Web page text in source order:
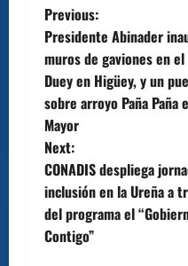
P
o
s
t
n
a
v
Previous:
Presidente Abinader
muros de gaviones en
Duey en Higüey, y un
sobre arroyo Paña Paña
Mayor
Next:
CONADIS despliega
inclusión en la Ureña a
del programa el
Contigo”